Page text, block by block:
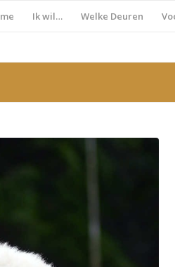
Ik wil… Welke Deuren